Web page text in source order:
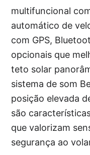
multifuncional
automático de
com GPS,
opcionais que
teto solar
sistema de som
posição elevada
são
que valorizam
segurança ao